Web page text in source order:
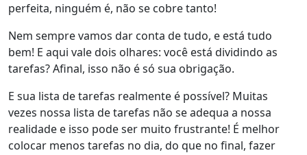
perfeita, ninguém é, não se cobre tanto!
Nem sempre vamos dar conta de tudo, e está tudo
bem! E aqui vale dois olhares: você está dividindo as
tarefas? Afinal, isso não é só sua obrigação.
E sua lista de tarefas realmente é possível? Muitas
vezes nossa lista de tarefas não se adequa a nossa
realidade e isso pode ser muito frustrante! É melhor
colocar menos tarefas no dia, do que no final, fazer